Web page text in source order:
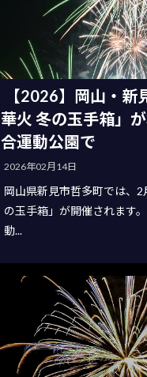
【2026】岡山・新
華火 冬の玉手箱」
合運動公園で
2026年02月14日
岡山県新見市哲多町では、
の玉手箱」が開催されます
動...